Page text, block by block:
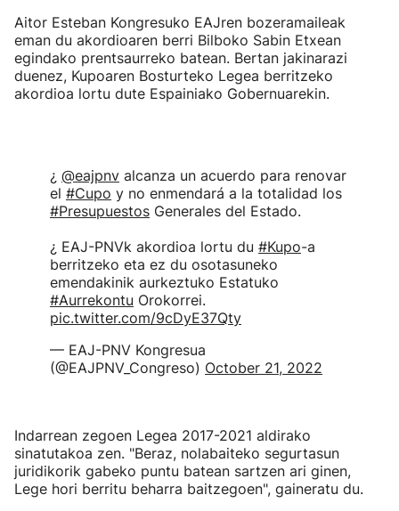
Aitor Esteban Kongresuko EAJren bozeramaileak
eman du akordioaren berri Bilboko Sabin Etxean
egindako prentsaurreko batean. Bertan jakinarazi
duenez, Kupoaren Bosturteko Legea berritzeko
akordioa lortu dute Espainiako Gobernuarekin.
¿ @eajpnv alcanza un acuerdo para renovar
el #Cupo y no enmendará a la totalidad los
#Presupuestos Generales del Estado.
¿ EAJ-PNVk akordioa lortu du #Kupo-a
berritzeko eta ez du osotasuneko
emendakinik aurkeztuko Estatuko
#Aurrekontu Orokorrei.
pic.twitter.com/9cDyE37Qty
— EAJ-PNV Kongresua
(@EAJPNV_Congreso) October 21, 2022
Indarrean zegoen Legea 2017-2021 aldirako
sinatutakoa zen. "Beraz, nolabaiteko segurtasun
juridikorik gabeko puntu batean sartzen ari ginen,
Lege hori berritu beharra baitzegoen", gaineratu du.